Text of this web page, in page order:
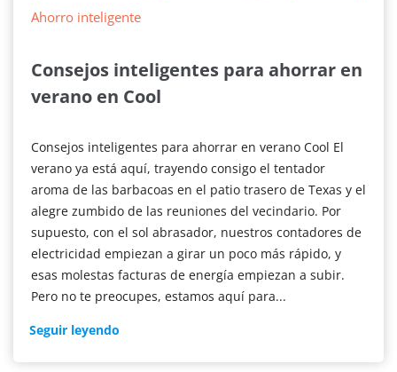
Ahorro inteligente
Consejos inteligentes para ahorrar en
verano en Cool
Consejos inteligentes para ahorrar en verano Cool El
verano ya está aquí, trayendo consigo el tentador
aroma de las barbacoas en el patio trasero de Texas y el
alegre zumbido de las reuniones del vecindario. Por
supuesto, con el sol abrasador, nuestros contadores de
electricidad empiezan a girar un poco más rápido, y
esas molestas facturas de energía empiezan a subir.
Pero no te preocupes, estamos aquí para...
Seguir leyendo